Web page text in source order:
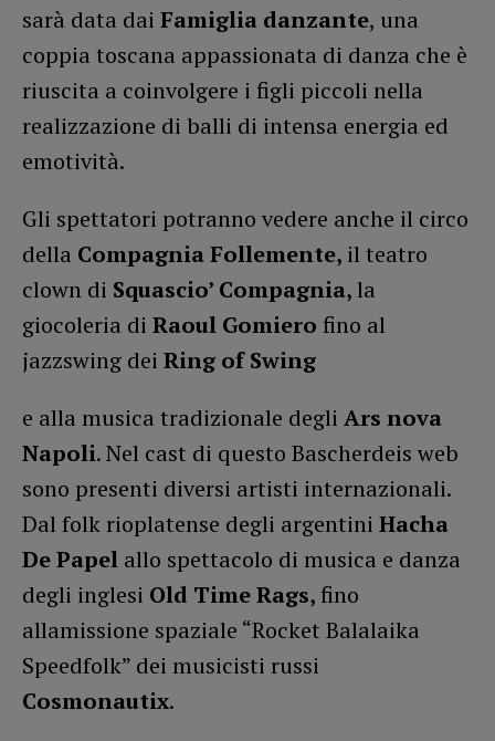
sarà data dai Famiglia danzante, una
coppia toscana appassionata di danza che è
riuscita a coinvolgere i figli piccoli nella
realizzazione di balli di intensa energia ed
emotività.
Gli spettatori potranno vedere anche il circo
della Compagnia Follemente, il teatro
clown di Squascio’ Compagnia,la
giocoleria di Raoul Gomiero fino al
jazzswing dei Ring of Swing
e alla musica tradizionale degli Ars nova
Napoli. Nel cast di questo Bascherdeis web
sono presenti diversi artisti internazionali.
Dal folk rioplatense degli argentini Hacha
De Papel allo spettacolo di musica e danza
degli inglesi Old Time Rags,fino
allamissione spaziale “Rocket Balalaika
Speedfolk” dei musicisti russi
Cosmonautix.